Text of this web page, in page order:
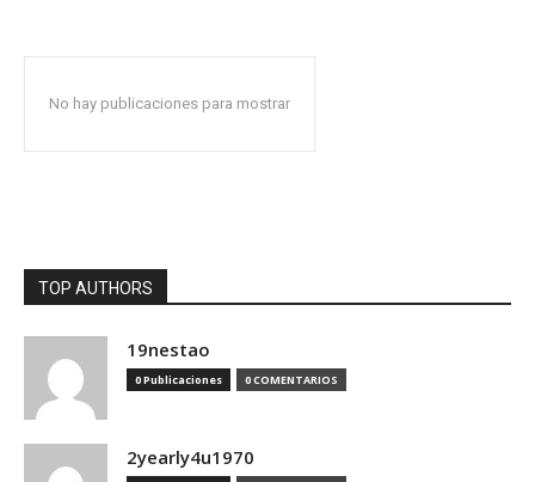
No hay publicaciones para mostrar
TOP AUTHORS
19nestao
0 Publicaciones 0 COMENTARIOS
2yearly4u1970